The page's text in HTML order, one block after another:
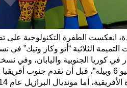
انعكست الطفرة التكنولوجية على